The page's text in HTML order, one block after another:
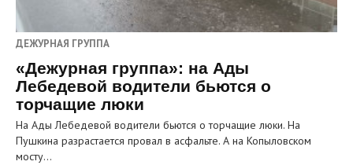
ДЕЖУРНАЯ ГРУППА
«Дежурная группа»: на Ады
Лебедевой водители бьются о
торчащие люки
На Ады Лебедевой водители бьются о торчащие люки. На
Пушкина разрастается провал в асфальте. А на Копыловском
мосту…